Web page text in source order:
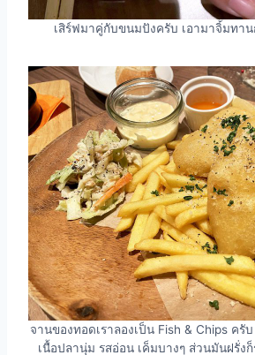
เสิร์ฟมาคู่กับขนมปังครับ เอามาจิ้มทา
จานของทอดเราลองเป็น Fish & Chips ครั
เนื้อปลานุ่ม รสอ่อน เค็มบางๆ ส่วนมันฝรั่ง